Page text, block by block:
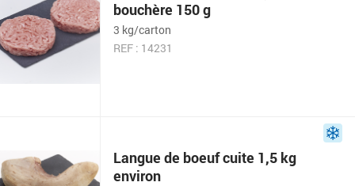
bouchère 150 g
3 kg/carton
REF : 14231
Langue de boeuf cuite 1,5 kg
environ